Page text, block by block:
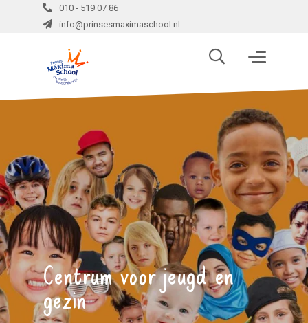
010 - 519 07 86
info@prinsesmaximaschool.nl
Centrum voor jeugd en
gezin